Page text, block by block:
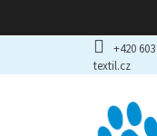
obsah
+420
textil.cz